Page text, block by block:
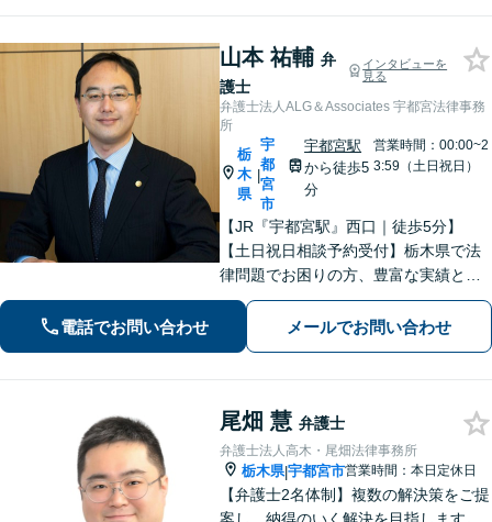
山本 祐輔 弁
護士
インタビューを
見る
弁護士法人ALG＆Associates 宇都宮法律事務
所
栃
木
県
|
宇
都
宮
市
宇都宮駅
から徒歩5
分
営業時間：00:00~2
3:59（土日祝日）
【JR『宇都宮駅』西口｜徒歩5分】
【土日祝日相談予約受付】栃木県で法
律問題でお困りの方、豊富な実績と専
門性を持つ弁護士が、ともに解決を目
指します。どうぞお気軽にご相談くだ
さい。
電話でお問い合わせ メールでお問い合わせ
尾畑 慧 弁護士
弁護士法人高木・尾畑法律事務所
栃木県|宇都宮市営業時間：本日定休日
【弁護士2名体制】複数の解決策をご提